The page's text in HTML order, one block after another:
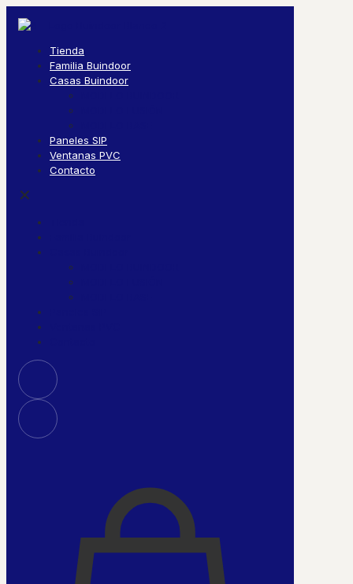
Tienda
Familia Buindoor
Casas Buindoor
Paneles SIP
Ventanas PVC
Contacto
✕